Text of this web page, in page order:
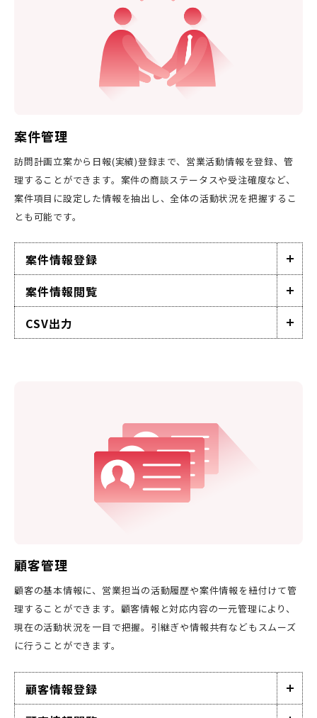
案件管理
訪問計画立案から日報(実績)登録まで、営業活動情報を登録、管
理することができます。案件の商談ステータスや受注確度など、
案件項目に設定した情報を抽出し、全体の活動状況を把握するこ
とも可能です。
案件情報登録
案件情報閲覧
CSV出力
顧客管理
顧客の基本情報に、営業担当の活動履歴や案件情報を紐付けて管
理することができます。顧客情報と対応内容の一元管理により、
現在の活動状況を一目で把握。引継ぎや情報共有などもスムーズ
に行うことができます。
顧客情報登録